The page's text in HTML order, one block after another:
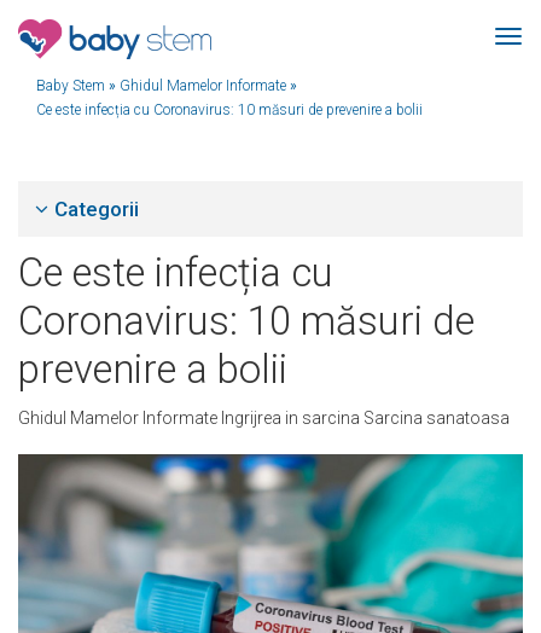
Baby Stem » Ghidul Mamelor Informate »
Ce este infecția cu Coronavirus: 10 măsuri de prevenire a bolii
Categorii
Ce este infecția cu
Coronavirus: 10 măsuri de
prevenire a bolii
Ghidul Mamelor Informate Ingrijrea in sarcina Sarcina sanatoasa